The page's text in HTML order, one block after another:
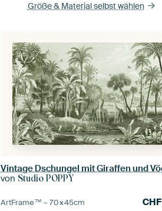
Größe & Material selbst wählen
von Studio POPPY
ArtFrame™ –70×45cm CHF